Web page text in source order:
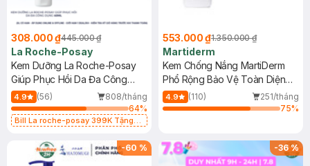
308.000 ₫445.000 ₫
La Roche-Posay
Kem Dưỡng La Roche-Posay
Giúp Phục Hồi Da Đa Công
Dụng 40ml
4.9 (56)
808/tháng
64%
Bill La roche-posay 399K Tặng
(SL có hạn)
553.000 ₫1.350.000 ₫
Martiderm
Kem Chống Nắng MartiDerm
Phổ Rộng Bảo Vệ Toàn Diện
40ml
4.9 (110)
251/tháng
75%
-60 % -36%